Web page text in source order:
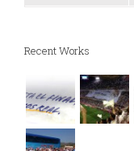
Recent Works